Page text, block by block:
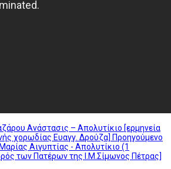
Ανάστασις – Απολυτίκιο [ερμηνεία
χορωδίας Ευαγγ. Δρούζα] Προηγούμενο
Αιγυπτίας - Απολυτίκιο (1
των Πατέρων της Ι.Μ.Σίμωνος Πέτρας]